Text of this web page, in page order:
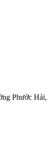
Phước Hải,